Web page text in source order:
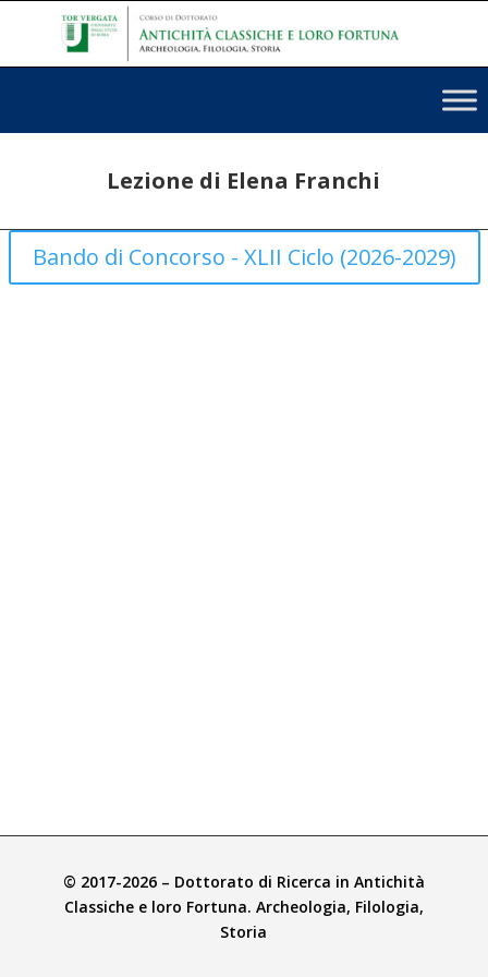
Lezione di Elena Franchi
Bando di Concorso - XLII Ciclo (2026-2029)
© 2017-2026 – Dottorato di Ricerca in Antichità
Classiche e loro Fortuna. Archeologia, Filologia,
Storia